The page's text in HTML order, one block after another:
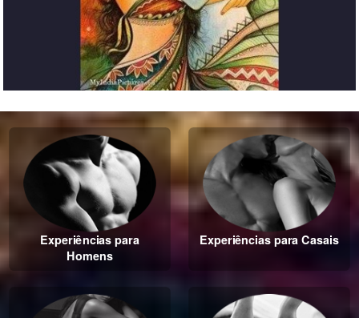
Experiências para
Homens
Experiências para Casais